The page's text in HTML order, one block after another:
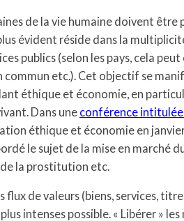
de la vie humaine doivent être
évident réside dans la
publics (selon les pays, cela
commun etc.). Cet objectif se
éthique et économie, en
Dans une conférence
éthique et économie en
le sujet de la mise en marché
la prostitution etc.
flux de valeurs (biens, services,
intenses possible. « Libérer »